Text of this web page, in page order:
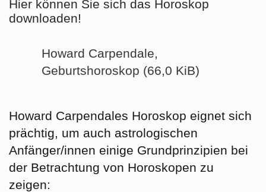
Hier können Sie sich das Horoskop
downloaden!
Howard Carpendale,
Geburtshoroskop (66,0 KiB)
Howard Carpendales Horoskop eignet sich
prächtig, um auch astrologischen
Anfänger/innen einige Grundprinzipien bei
der Betrachtung von Horoskopen zu
zeigen: